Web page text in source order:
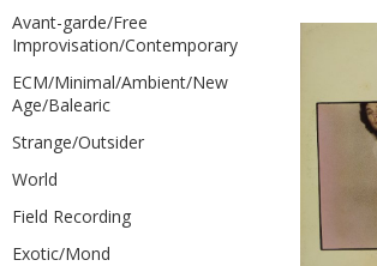
Avant-garde/Free
Improvisation/Contemporary
ECM/Minimal/Ambient/New
Age/Balearic
Strange/Outsider
World
Field Recording
Exotic/Mond